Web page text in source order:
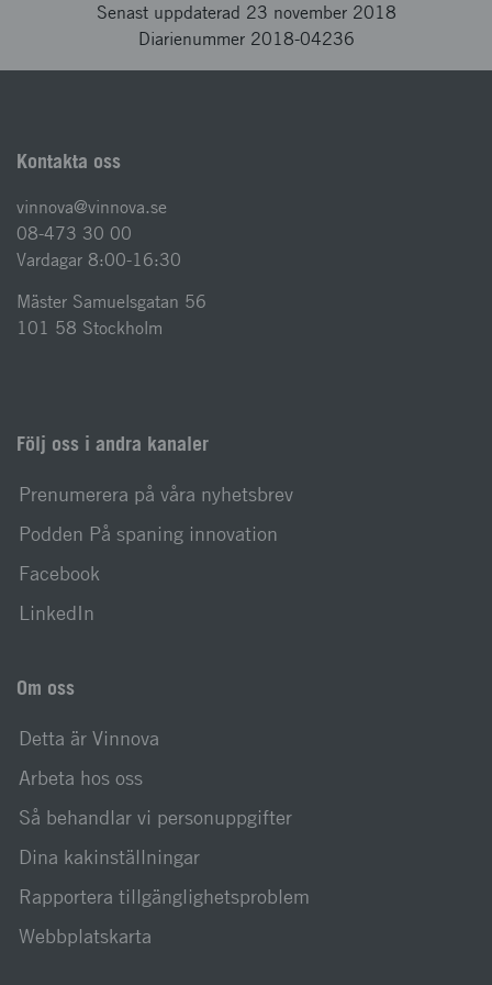
Senast uppdaterad 23 november 2018
Diarienummer 2018-04236
Kontakta oss
vinnova@vinnova.se
08-473 30 00
Vardagar 8:00-16:30
Mäster Samuelsgatan 56
101 58 Stockholm
Följ oss i andra kanaler
Prenumerera på våra nyhetsbrev
Podden På spaning innovation
Facebook
LinkedIn
Om oss
Detta är Vinnova
Arbeta hos oss
Så behandlar vi personuppgifter
Dina kakinställningar
Rapportera tillgänglighetsproblem
Webbplatskarta